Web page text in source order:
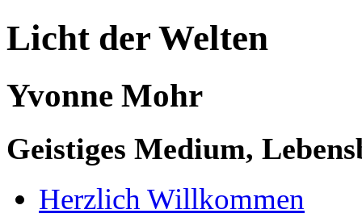
Licht der Welten
Yvonne Mohr
Geistiges Medium,
Herzlich Willkommen